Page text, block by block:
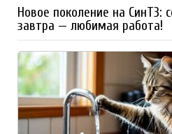
Новое поколение на СинТЗ:
завтра — любимая работа!